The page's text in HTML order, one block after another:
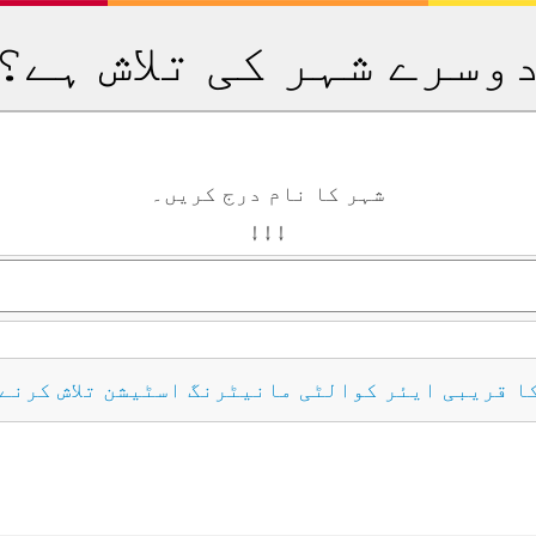
دوسرے شہر کی تلاش ہے؟
شہر کا نام درج کریں۔
↓ ↓ ↓
قریبی ایئر کوالٹی مانیٹرنگ اسٹیشن تلاش